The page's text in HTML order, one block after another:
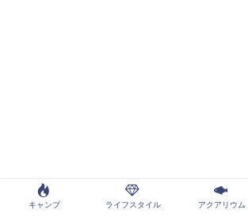
キャンプ ライフスタイル アクアリウム